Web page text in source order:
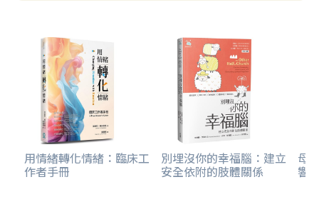
用情緒轉化情緒：臨床工
作者手冊
別埋沒你的幸福腦：建立
安全依附的肢體關係
母
響